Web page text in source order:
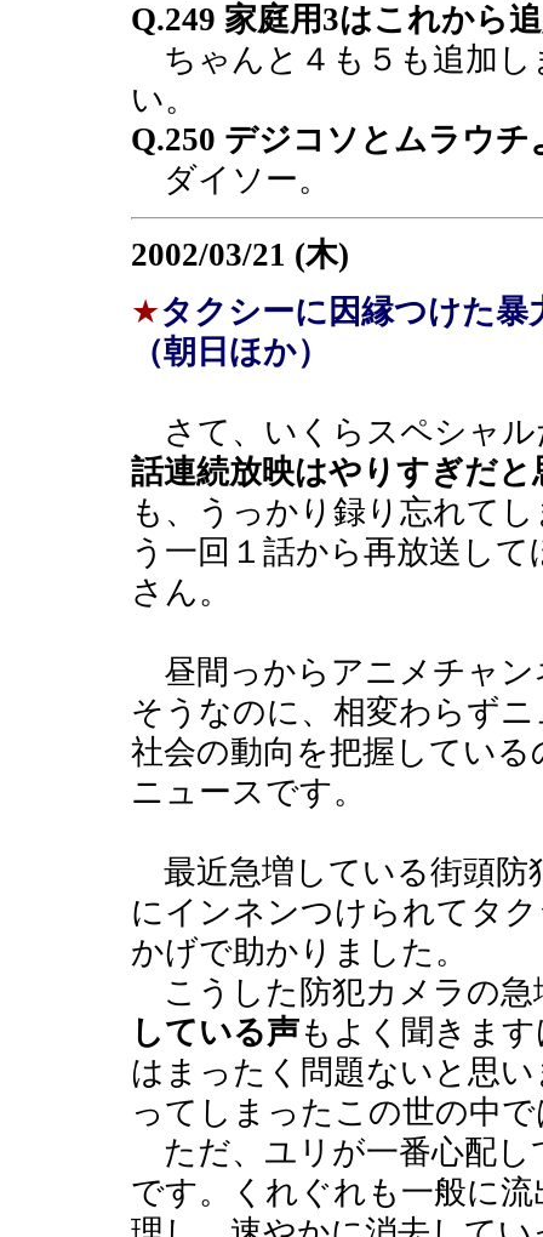
Q.249 家庭用3はこれから
ちゃんと４も５も追加し
い。
Q.250 デジコソとムラウ
ダイソー。
2002/03/21 (木)
★タクシーに因縁つけた
（朝日ほか）
さて、いくらスペシャル
話連続放映はやりすぎだと
も、うっかり録り忘れて
う一回１話から再放送し
さん。
昼間っからアニメチャン
そうなのに、相変わらず
社会の動向を把握してい
ニュースです。
最近急増している街頭防
にインネンつけられてタ
かげで助かりました。
こうした防犯カメラの急
している声もよく聞きま
はまったく問題ないと思
ってしまったこの世の中
ただ、ユリが一番心配し
です。くれぐれも一般に